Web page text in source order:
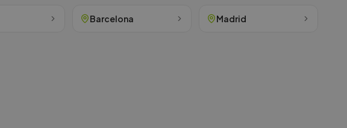
Barcelona Madrid